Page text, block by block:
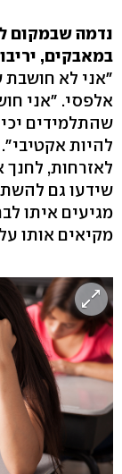
נדמה שבמקום
במאבקים,
"אני לא
אלפסי. "אני
שהתלמידים
להיות
לאזרחות,
שידעו גם
מגיעים איתו
מקיאים אותו